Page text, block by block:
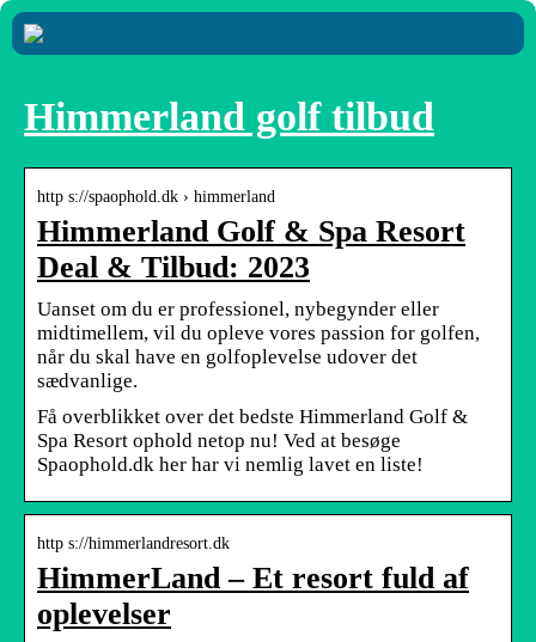
Himmerland golf tilbud
http s://spaophold.dk › himmerland
Himmerland Golf & Spa Resort
Deal & Tilbud: 2023
Uanset om du er professionel, nybegynder eller
midtimellem, vil du opleve vores passion for golfen,
når du skal have en golfoplevelse udover det
sædvanlige.
Få overblikket over det bedste Himmerland Golf &
Spa Resort ophold netop nu! Ved at besøge
Spaophold.dk her har vi nemlig lavet en liste!
http s://himmerlandresort.dk
HimmerLand – Et resort fuld af
oplevelser